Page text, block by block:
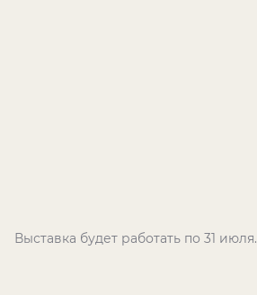
Выставка будет работать по 31 июля.